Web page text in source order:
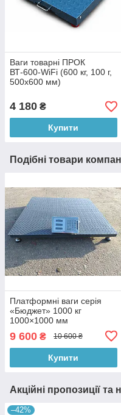
Ваги товарні ПРОК
ВТ-600-WiFi (600 кг, 100 г,
500х600 мм)
4 180 ₴
Купити
Подібні товари
Платформні ваги серія
«Бюджет» 1000 кг
1000×1000 мм
9 600 ₴ 10 600 ₴
Купити
Акційні пропозиції та
–42%